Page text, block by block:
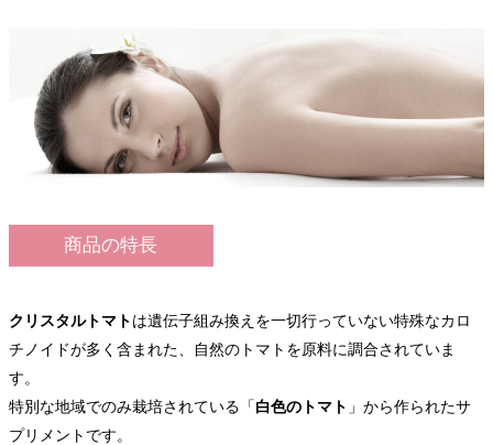
商品の特長
クリスタルトマトは遺伝子組み換えを一切行っていない特殊なカロ
チノイドが多く含まれた、自然のトマトを原料に調合されていま
す。
特別な地域でのみ栽培されている「白色のトマト 」から作られたサ
プリメントです。